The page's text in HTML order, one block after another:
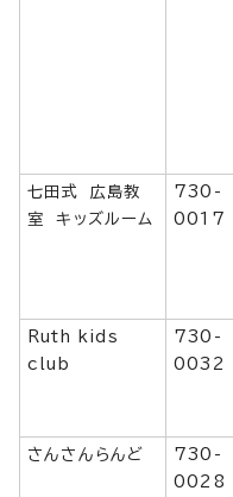
七田式 広島教
室 キッズルーム
730-
0017
Ruth kids
club
730-
0032
さんさんらんど
730-
0028